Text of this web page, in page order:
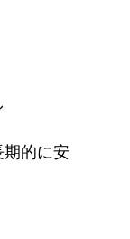
的に安